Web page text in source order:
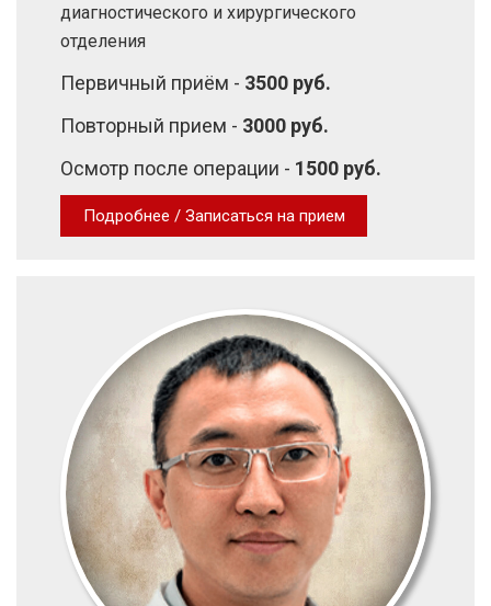
диагностического и хирургического
отделения
Первичный приём - 3500 руб.
Повторный прием - 3000 руб.
Осмотр после операции - 1500 руб.
Подробнее / Записаться на прием